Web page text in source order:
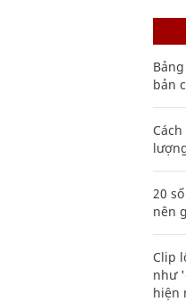
bản
20
nên
Clip
như
hiện